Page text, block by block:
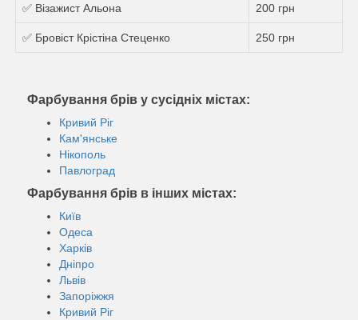
✅ Візажист Альона 200 грн
✅ Бровіст Крістіна Стеценко 250 грн
Фарбування брів у сусідніх містах:
Кривий Ріг
Кам'янське
Нікополь
Павлоград
Фарбування брів в інших містах:
Київ
Одеса
Харків
Дніпро
Львів
Запоріжжя
Кривий Ріг